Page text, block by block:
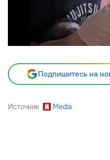
Подпишитесь на
Источник Media